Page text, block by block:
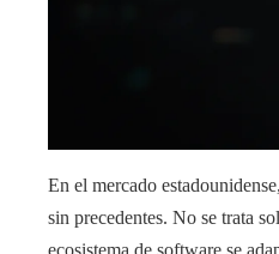
En el mercado
sin precedentes. No se trata
ecosistema de software se